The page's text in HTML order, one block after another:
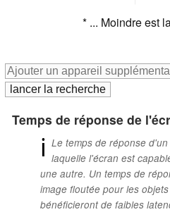
* ... Moindre est
Temps de réponse de
ℹ Le temps de réponse
laquelle l'écran est
une autre. Un temps de
image floutée pour les
bénéficieront de faibles